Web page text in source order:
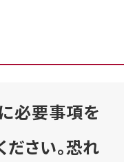
必要事項を
ださい。恐れ